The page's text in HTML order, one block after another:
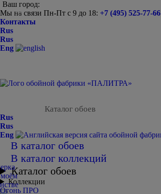
Ваш город:
Мы на связи Пн-Пт с 9 до 18: +7 (495) 525-77-66
Контакты
Rus
Rus
Eng
Каталог обоев
Rus
Rus
Eng
В каталог обоев
В каталог коллекций
Каталог обоев
Коллекции
Огонь ПРО
-